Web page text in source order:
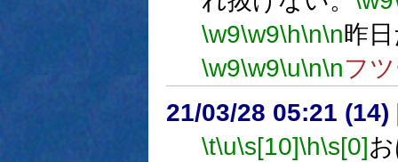
\w9\w9\h\n\n昨
\w9\w9\u\n\nフ
21/03/28 05:21 (14)
\t\u\s[10]\h\s[0]